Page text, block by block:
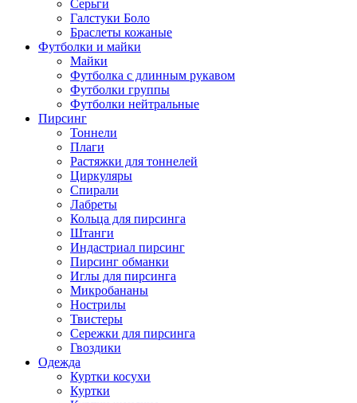
Серьги
Галстуки Боло
Браслеты кожаные
Футболки и майки
Майки
Футболка с длинным рукавом
Футболки группы
Футболки нейтральные
Пирсинг
Тоннели
Плаги
Растяжки для тоннелей
Циркуляры
Спирали
Лабреты
Кольца для пирсинга
Штанги
Индастриал пирсинг
Пирсинг обманки
Иглы для пирсинга
Микробананы
Нострилы
Твистеры
Сережки для пирсинга
Гвоздики
Одежда
Куртки косухи
Куртки